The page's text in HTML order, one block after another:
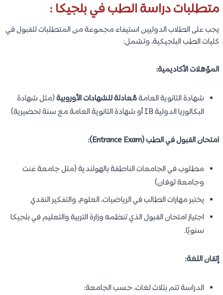
متطلبات دراسة الطب في بلجيكا :
يجب على الطلاب الدوليين استيفاء مجموعة من المتطلبات للقبول في
كليات الطب البلجيكية، وتشمل:
المؤهلات الأكاديمية:
شهادة الثانوية العامةمُعادلة للشهادات الأوروبية(مثل شهادة
البكالوريا الدولية IB أو شهادة الثانوية العامة مع سنة تحضيرية)
امتحان القبول في الطب (Entrance Exam):
مطلوب في الجامعات الناطقة بالهولندية (مثل جامعة غنت
وجامعة لوفان)
يختبر مهارات الطالب في الرياضيات، العلوم، والتفكير النقدي
اجتياز امتحان القبول الذي تنظمه وزارة التربية والتعليم في بلجيكا
سنويًا.
إتقان اللغة:
الدراسة تتم بثلاث لغات، حسب الجامعة: